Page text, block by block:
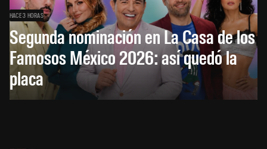
HACE 3 HORAS
Segunda nominación en La Casa de los
Famosos México 2026: así quedó la
placa